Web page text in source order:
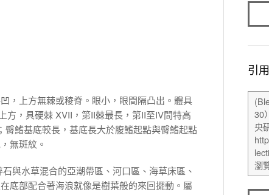
，上方無棘或稜脊。眼小，眼間隔凸出。體具
，具硬棘 XVII，第II棘最長，第II至IV間特高
鰭基底較長，基底長大於腹鰭起點與臀鰭起點
無斑紋。
與水草混合的亞潮帶區、河口區、海草床區、
底部配合著海浪就像是樹葉般的來回擺動。屬
引用